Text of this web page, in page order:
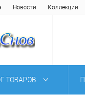
Новости Коллекции
ТОВАРОВ